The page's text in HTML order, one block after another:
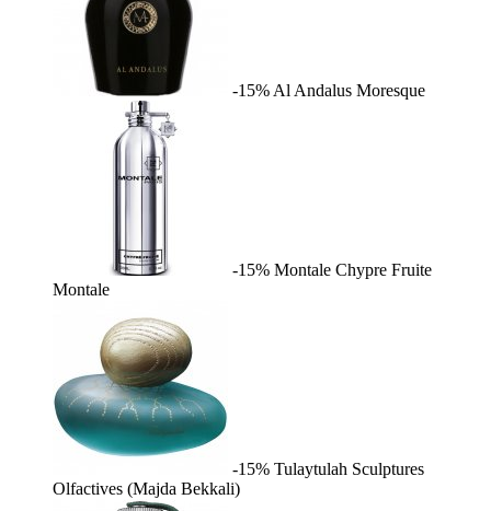
-15% Al Andalus Moresque
-15% Montale Chypre Fruite
Montale
-15% Tulaytulah Sculptures
Olfactives (Majda Bekkali)